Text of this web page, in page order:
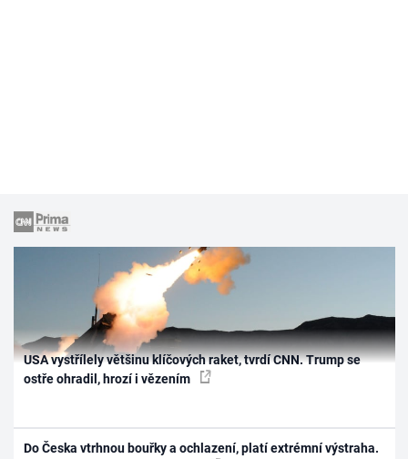
USA vystřílely většinu klíčových raket, tvrdí CNN. Trump se
ostře ohradil, hrozí i vězením
Do Česka vtrhnou bouřky a ochlazení, platí extrémní výstraha.